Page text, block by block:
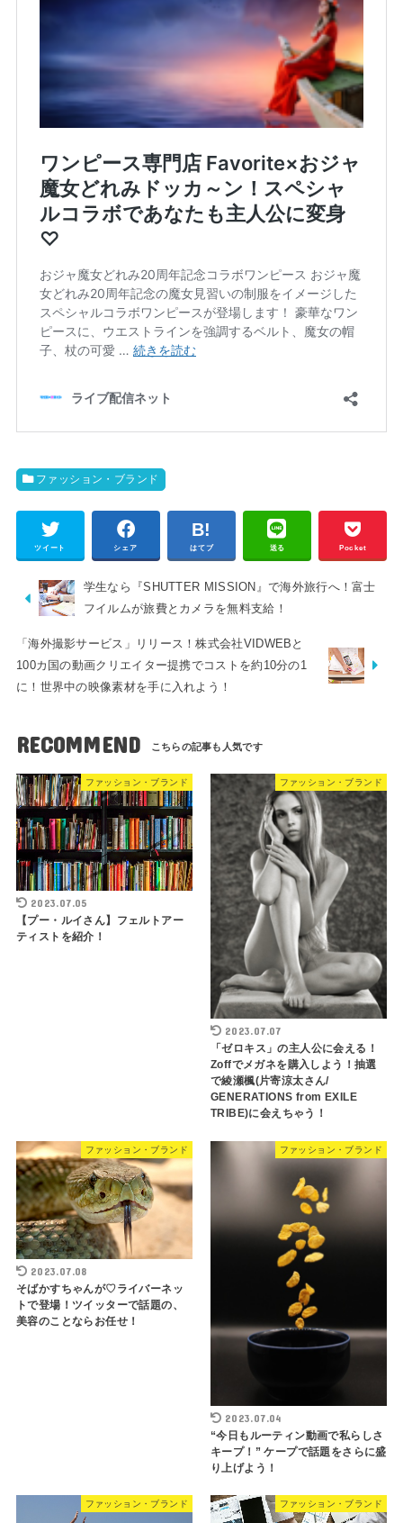
ファッション・ブランド
ツイート シェア はてブ 送る Pocket
学生なら『SHUTTER MISSION』で海外旅行へ！富士
フイルムが旅費とカメラを無料支給！
「海外撮影サービス」リリース！株式会社VIDWEBと
100カ国の動画クリエイター提携でコストを約10分の1
に！世界中の映像素材を手に入れよう！
RECOMMEND
ファッション・ブランド
2023.07.05
【プー・ルイさん】フェルトアー
ティストを紹介！
ファッション・ブランド
2023.07.07
「ゼロキス」の主人公に会える！
Zoffでメガネを購入しよう！抽選
で綾瀬楓(片寄涼太さん/
GENERATIONS from EXILE
TRIBE)に会えちゃう！
ファッション・ブランド
2023.07.08
そばかすちゃんが♡ライバーネッ
トで登場！ツイッターで話題の、
美容のことならお任せ！
ファッション・ブランド
2023.07.04
“今日もルーティン動画で私らしさ
キープ！” ケープで話題をさらに盛
り上げよう！
ファッション・ブランド ファッション・ブランド